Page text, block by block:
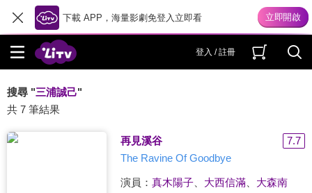
下載 APP，海量影劇免登入立即看
登入 / 註冊
搜尋 "三浦誠己"
共 7 筆結果
再見溪谷
7.7
The Ravine Of Goodbye
演員： 真木陽子、 大西信滿、 大森南